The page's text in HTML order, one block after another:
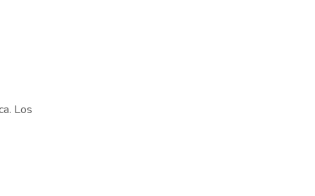
Los